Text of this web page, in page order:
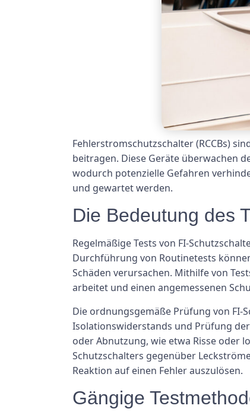
Fehlerstromschutzschalter (RCCBs)
beitragen. Diese Geräte überwachen
wodurch potenzielle Gefahren
und gewartet werden.
Die Bedeutung des
Regelmäßige Tests von FI-
Durchführung von Routinetests
Schäden verursachen. Mithilfe von
arbeitet und einen angemessenen
Die ordnungsgemäße Prüfung von FI-
Isolationswiderstands und Prüfung
oder Abnutzung, wie etwa Risse oder
Schutzschalters gegenüber
Reaktion auf einen Fehler auszulösen.
Gängige